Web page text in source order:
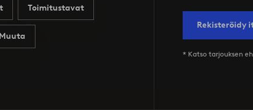
Toimitustavat
Muuta
Rekisteröidy
* Katso tarjouksen